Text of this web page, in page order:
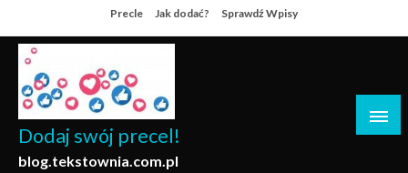
to
content
Precle Jak dodać? Sprawdź Wpisy
Dodaj swój precel!
blog.tekstownia.com.pl